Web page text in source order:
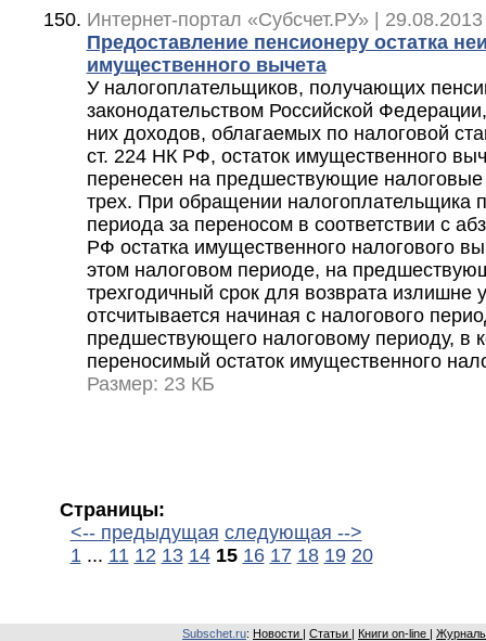
Интернет-портал «Субсчет.РУ» |
Предоставление пенсионеру остатка
имущественного вычета
У налогоплательщиков, получающих
законодательством Российской
них доходов, облагаемых по налоговой
ст. 224 НК РФ, остаток имущественного
перенесен на предшествующие
трех. При обращении налогоплательщика
периода за переносом в соответствии с
РФ остатка имущественного налогового
этом налоговом периоде, на
трехгодичный срок для возврата излишне
отсчитывается начиная с налогового
предшествующего налоговому периоду, в
переносимый остаток имущественного
Размер: 23 КБ
Страницы:
<-- предыдущая следующая -->
1... 11 12 13 14 15 16 17 18 19 20
Subschet.ru: Новости Статьи Книги on-line